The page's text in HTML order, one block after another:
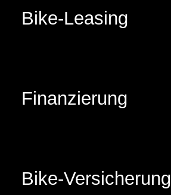
Bike-Leasing
Finanzierung
Bike-Versicherung